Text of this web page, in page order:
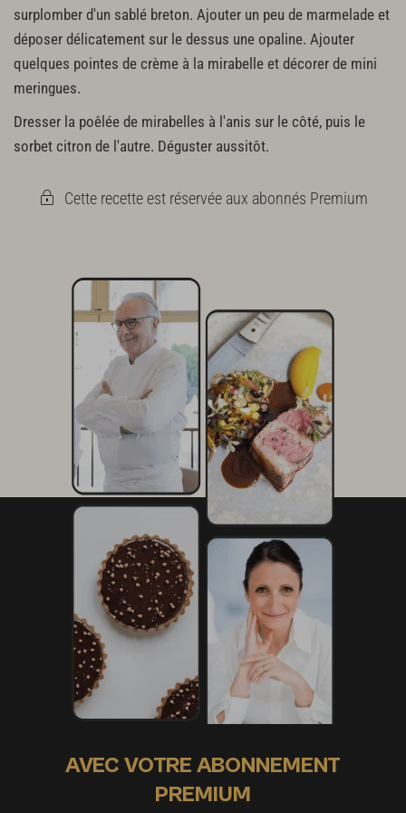
surplomber d'un sablé breton. Ajouter un peu de marmelade et
déposer délicatement sur le dessus une opaline. Ajouter
quelques pointes de crème à la mirabelle et décorer de mini
meringues.
Dresser la poêlée de mirabelles à l'anis sur le côté, puis le
sorbet citron de l'autre. Déguster aussitôt.
Cette recette est réservée aux abonnés Premium
AVEC VOTRE ABONNEMENT
PREMIUM